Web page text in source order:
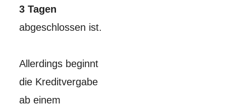
3 Tagen
abgeschlossen ist.
Allerdings beginnt
die Kreditvergabe
ab einem